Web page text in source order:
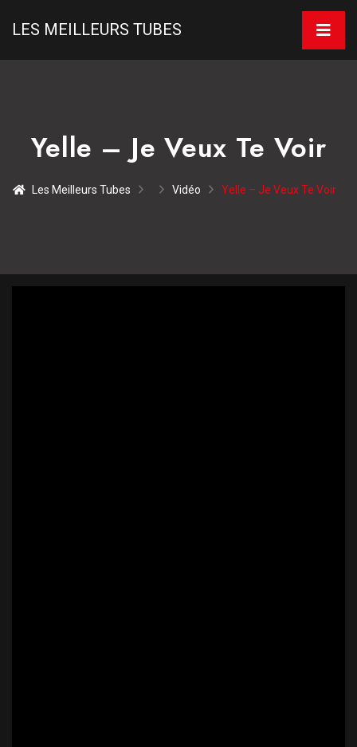
LES MEILLEURS TUBES
Yelle – Je Veux Te Voir
Les Meilleurs Tubes Vidéo Yelle – Je Veux Te Voir